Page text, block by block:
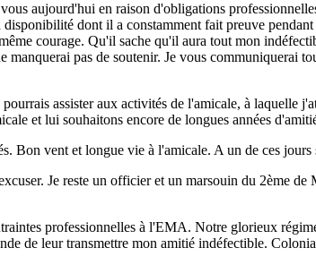
aujourd'hui en raison d'obligations
dont il a constamment fait preuve
courage. Qu'il sache qu'il aura tout mon
pas de soutenir. Je vous communiquerai
assister aux activités de l'amicale, à laquelle
et lui souhaitons encore de longues années
Bon vent et longue vie à l'amicale. A un de ces jours
Je reste un officier et un marsouin du 2ème
professionnelles à l'EMA. Notre glorieux
de leur transmettre mon amitié indéfectible.